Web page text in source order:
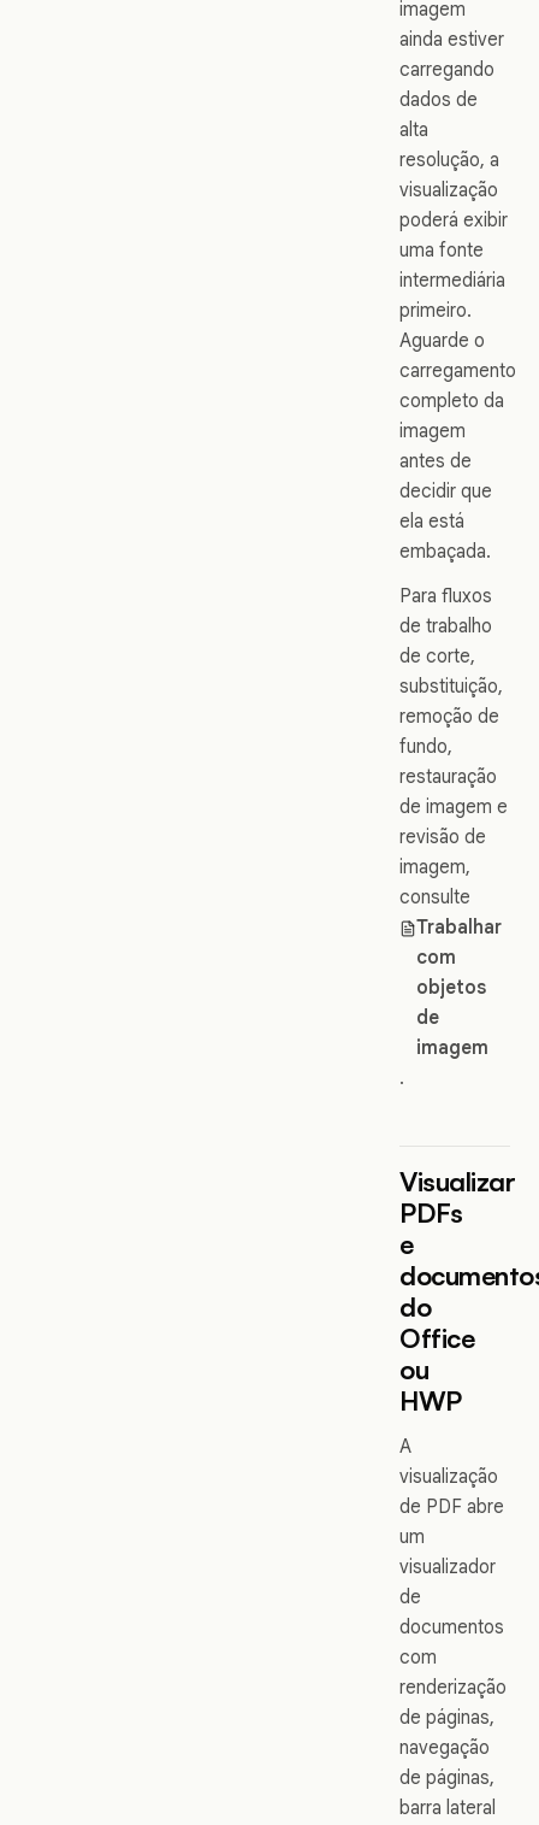
imagem
ainda estiver
carregando
dados de
alta
resolução, a
visualização
poderá exibir
uma fonte
intermediária
primeiro.
Aguarde o
carregamento
completo da
imagem
antes de
decidir que
ela está
embaçada.
Para fluxos
de trabalho
de corte,
substituição,
remoção de
fundo,
restauração
de imagem e
revisão de
imagem,
consulte
Trabalhar
com
objetos
de
imagem
.
Visualizar
PDFs
e
do
Office
ou
HWP
A
visualização
de PDF abre
um
visualizador
de
documentos
com
renderização
de páginas,
navegação
de páginas,
barra lateral